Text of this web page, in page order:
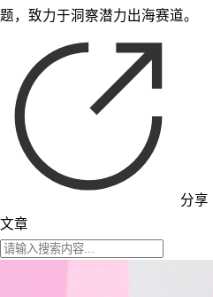
题，致力于洞察潜力出海赛道。
分享
文章